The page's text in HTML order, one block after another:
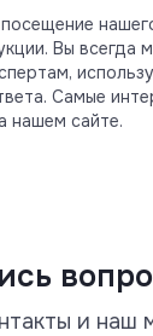
Вы всегда
Самые
нашем сайте.
и наш
покрытий